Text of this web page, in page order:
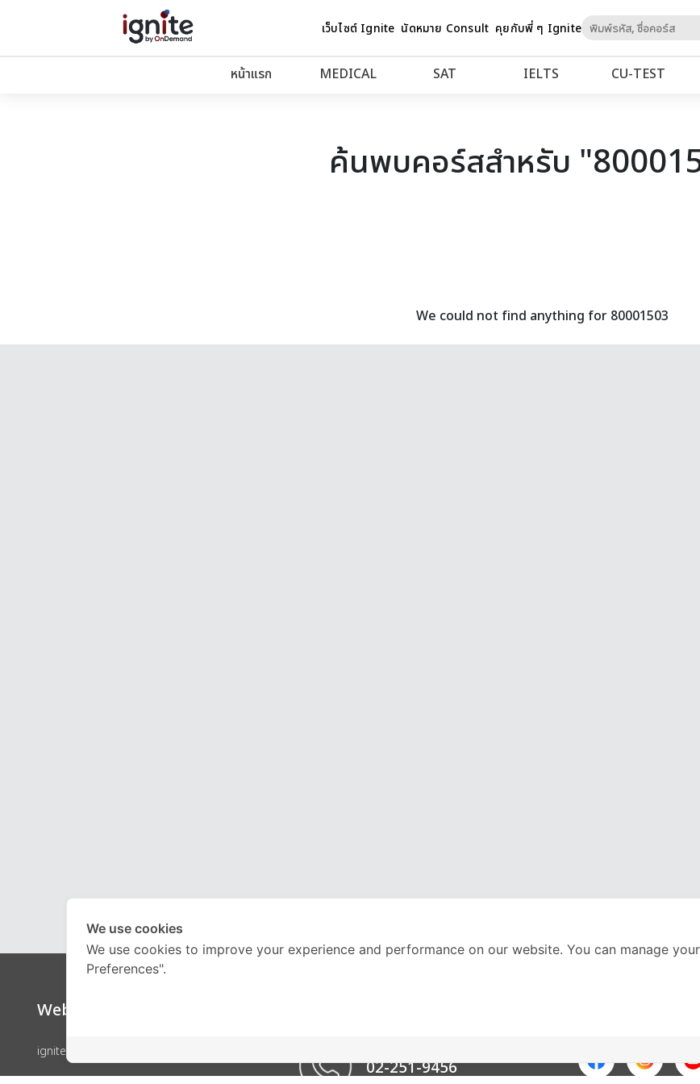
เว็บไซต์ Ignite นัดหมาย Consult คุยกับพี่ ๆ Igniteto
หน้าแรก MEDICAL SAT IELTS CU‑TEST
ค้นพบคอร์สสำหรับ
We could not find anything for 80001503
Website
ignite by OnDemand
02-251-9456
We use cookies
We use cookies to improve your experience and performance on our website. You can manage
Preferences".